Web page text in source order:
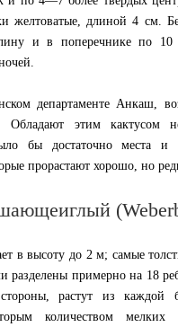
желтоватые, длиной 4 см.
и в поперечнике по
департаменте Анкаш,
этим кактусом
бы достаточно места и
прорастают хорошо, но
в высоту до 2 м; самые
разделены примерно на 18
растут из каждой
количеством мелких